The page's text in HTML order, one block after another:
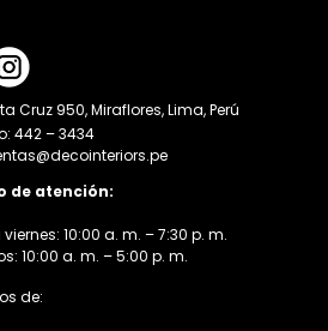
Cruz 950, Miraflores, Lima, Perú
442 – 3434
de atención:
10:00 a. m. – 7:30 p. m.
10:00 a. m. – 5:00 p. m.
de: